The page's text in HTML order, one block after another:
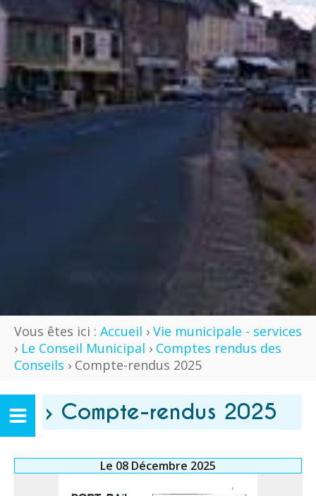
Vous êtes ici : Accueil › Vie municipale - services
› Le Conseil Municipal › Comptes rendus des
Conseils › Compte-rendus 2025
› Compte-rendus 2025
Le 08 Décembre 2025